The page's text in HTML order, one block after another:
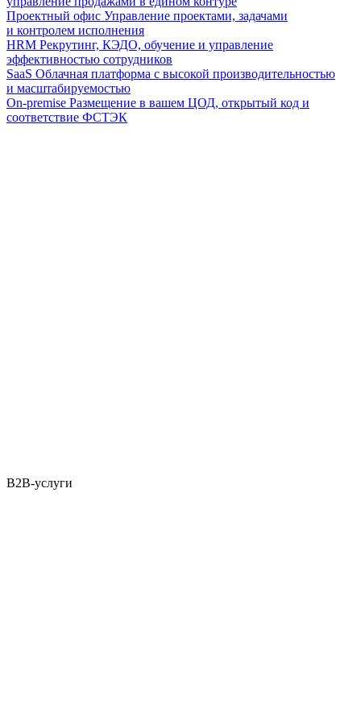
Проектный офис Управление проектами, задачами
и контролем исполнения
HRM Рекрутинг, КЭДО, обучение и управление
эффективностью сотрудников
SaaS Облачная платформа с высокой производительностью
и масштабируемостью
On-premise Размещение в вашем ЦОД, открытый код и
соответствие ФСТЭК
B2B-услуги